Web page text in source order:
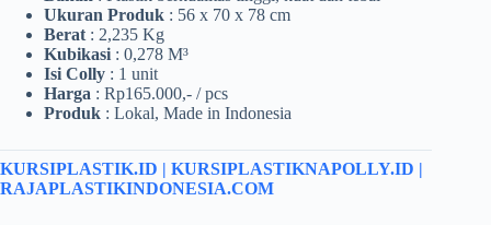
Ukuran Produk : 56 x 70 x 78 cm
Berat : 2,235 Kg
Kubikasi : 0,278 M³
Isi Colly : 1 unit
Harga : Rp165.000,- / pcs
Produk : Lokal, Made in Indonesia
KURSIPLASTIK.ID | KURSIPLASTIKNAPOLLY.ID |
RAJAPLASTIKINDONESIA.COM